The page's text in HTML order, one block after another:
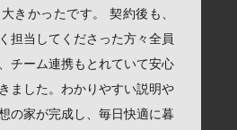
きかったです。 契約後も、
担当してくださった方々全員
チーム連携もとれていて安心
ました。わかりやすい説明や
の家が完成し、毎日快適に暮